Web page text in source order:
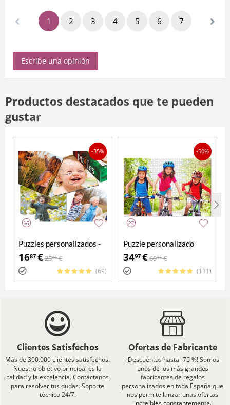
1 2 3 4 5 6 7
Escribe una opinión
Productos destacados que te pueden
gustar
-35%
Puzzles personalizados -
Pack 4 en 1
1687 €2595 €
(69)
-50%
Puzzle personalizado
2000 piezas
3497 €6995 €
(131)
Clientes Satisfechos
Más de 300.000 clientes satisfechos.
Nuestro objetivo principal es la
calidad y la excelencia. Contáctanos
para resolver tus dudas. Soporte
técnico 24/7.
Ofertas de Fabricante
¡Descuentos hasta -75 %! Somos
unos de los más grandes
fabricantes de regalos
personalizados en toda España que
nos permite lanzar unas ofertas
increíbles constantemente.